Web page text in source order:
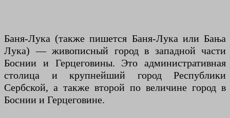
Баня-Лука (также пишется Баня-Лука или Бања
Лука) — живописный город в западной части
Боснии и Герцеговины. Это административная
столица и крупнейший город Республики
Сербской, а также второй по величине город в
Боснии и Герцеговине.